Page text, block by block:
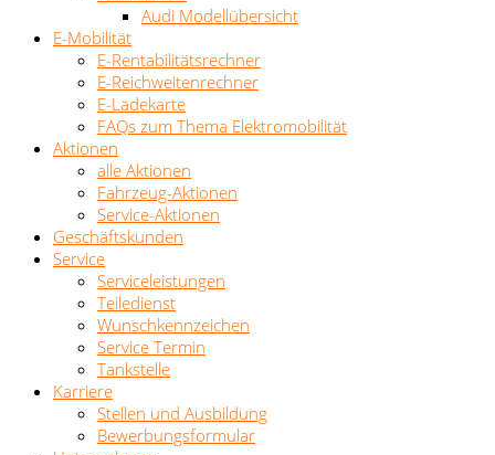
Audi Modellübersicht
E-Mobilität
E-Rentabilitätsrechner
E-Reichweitenrechner
E-Ladekarte
FAQs zum Thema Elektromobilität
Aktionen
alle Aktionen
Fahrzeug-Aktionen
Service-Aktionen
Geschäftskunden
Service
Serviceleistungen
Teiledienst
Wunschkennzeichen
Service Termin
Tankstelle
Karriere
Stellen und Ausbildung
Bewerbungsformular